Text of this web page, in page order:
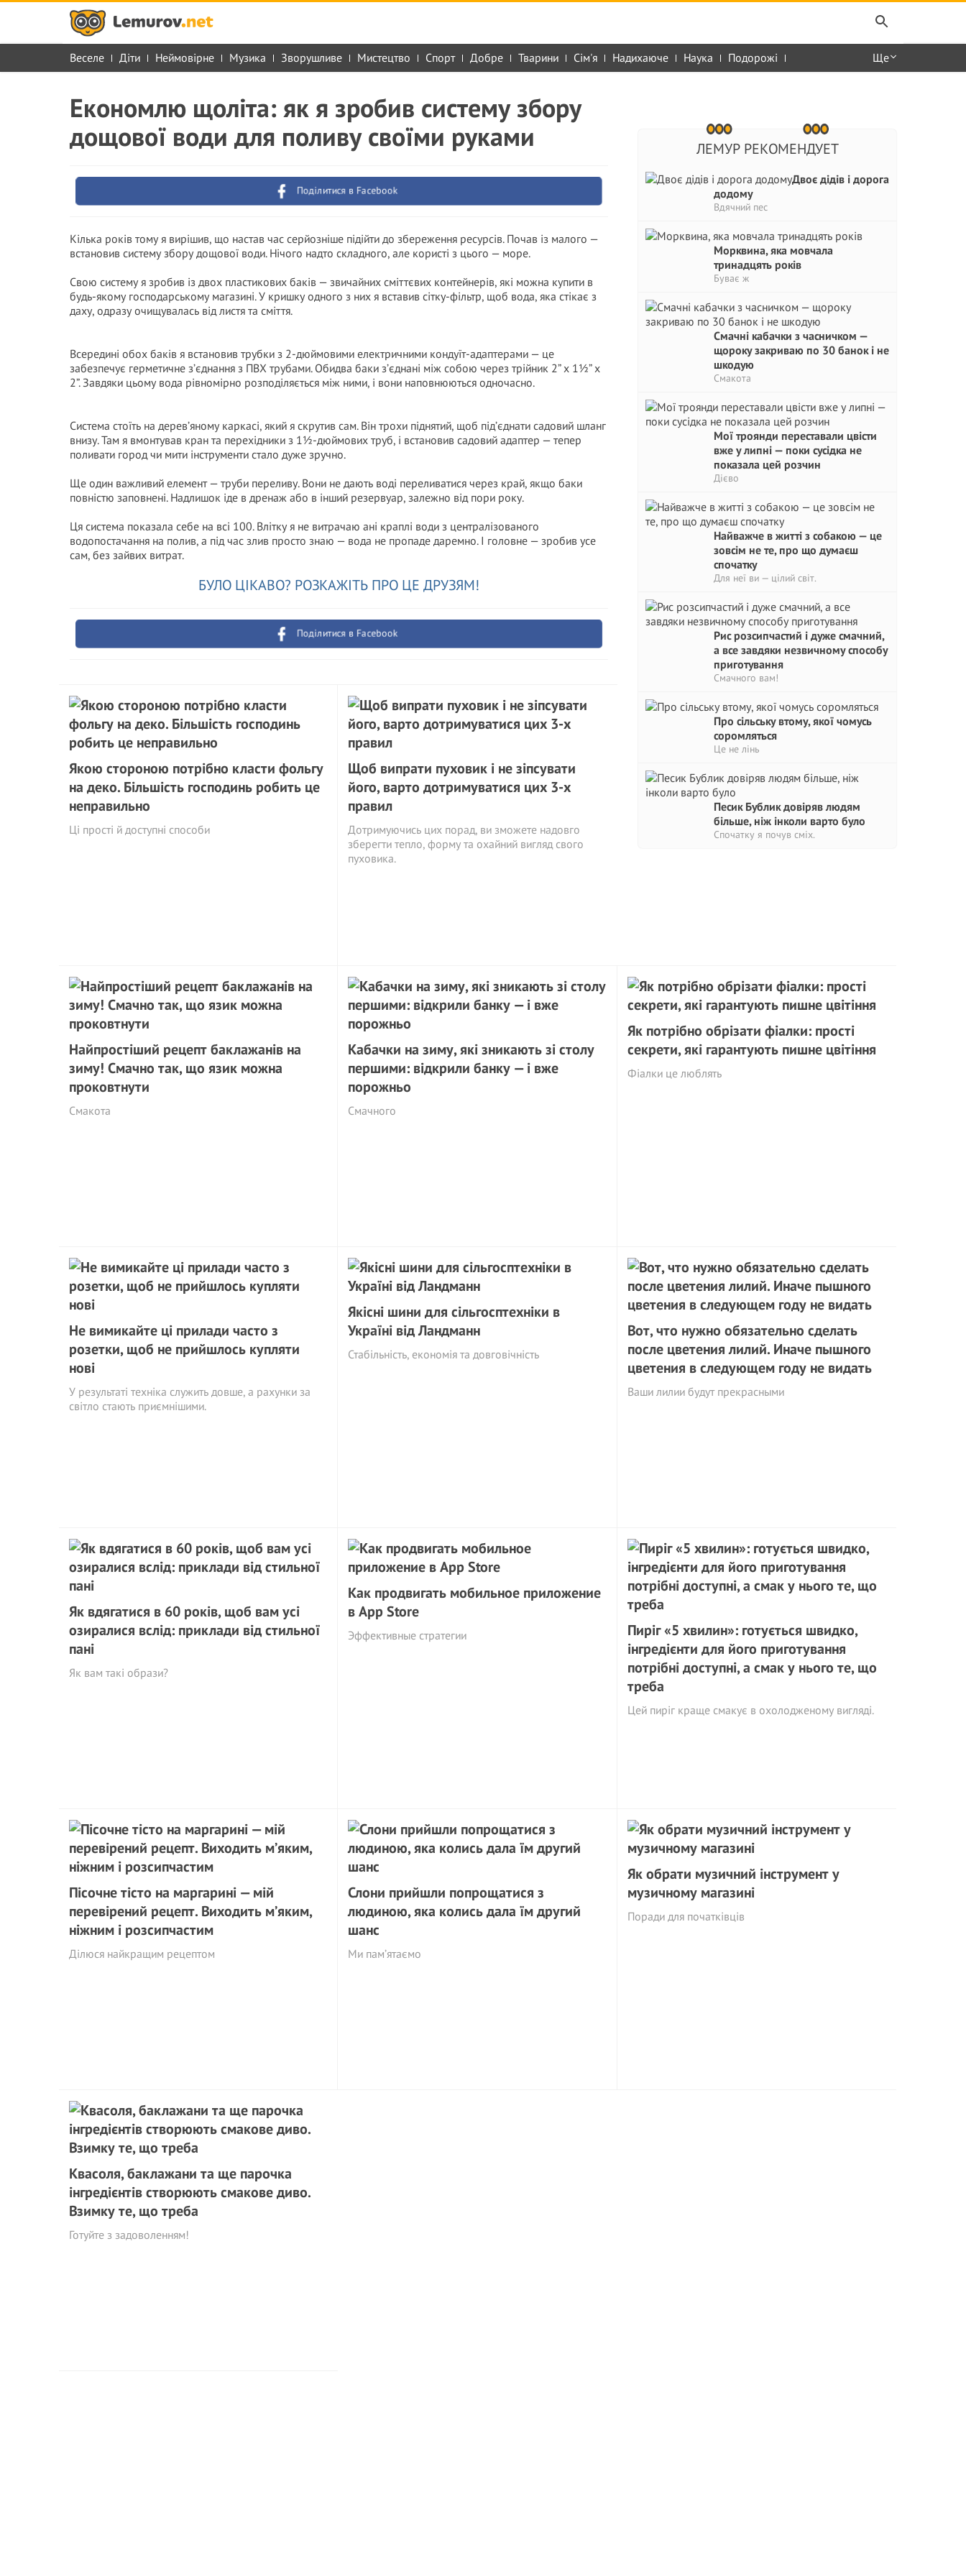
Веселе Діти Неймовірне Музика Зворушливе Мистецтво Спорт Добре Тварини Сім'я Надихаюче Наука Подорожі Ще
ЛЕМУР РЕКОМЕНДУЕТ
Двоє дідів і дорога
додому
Вдячний пес
Морквина, яка мовчала
тринадцять років
Буває ж
Смачні кабачки з часничком —
щороку закриваю по 30 банок і не
шкодую
Смакота
Мої троянди переставали цвісти
вже у липні — поки сусідка не
показала цей розчин
Дієво
Найважче в житті з собакою — це
зовсім не те, про що думаєш
спочатку
Для неї ви — цілий світ.
Рис розсипчастий і дуже смачний,
а все завдяки незвичному способу
приготування
Смачного вам!
Про сільську втому, якої чомусь
соромляться
Це не лінь
Песик Бублик довіряв людям
більше, ніж інколи варто було
Спочатку я почув сміх.
Економлю щоліта: як я зробив систему збору
дощової води для поливу своїми руками
Поділитися в Facebook
Кілька років тому я вирішив, що настав час серйозніше підійти до збереження ресурсів. Почав із малого —
встановив систему збору дощової води. Нічого надто складного, але користі з цього — море.
Свою систему я зробив із двох пластикових баків — звичайних сміттєвих контейнерів, які можна купити в
будь-якому господарському магазині. У кришку одного з них я вставив сітку-фільтр, щоб вода, яка стікає з
даху, одразу очищувалась від листя та сміття.
Всередині обох баків я встановив трубки з 2-дюймовими електричними кондуїт-адаптерами — це
забезпечує герметичне з’єднання з ПВХ трубами. Обидва баки з’єднані між собою через трійник 2” x 1½” x
2”. Завдяки цьому вода рівномірно розподіляється між ними, і вони наповнюються одночасно.
Система стоїть на дерев’яному каркасі, який я скрутив сам. Він трохи піднятий, щоб під’єднати садовий шланг
внизу. Там я вмонтував кран та перехідники з 1½-дюймових труб, і встановив садовий адаптер — тепер
поливати город чи мити інструменти стало дуже зручно.
Ще один важливий елемент — труби переливу. Вони не дають воді переливатися через край, якщо баки
повністю заповнені. Надлишок іде в дренаж або в інший резервуар, залежно від пори року.
Ця система показала себе на всі 100. Влітку я не витрачаю ані краплі води з централізованого
водопостачання на полив, а під час злив просто знаю — вода не пропаде даремно. І головне — зробив усе
сам, без зайвих витрат.
БУЛО ЦІКАВО? РОЗКАЖІТЬ ПРО ЦЕ ДРУЗЯМ!
Поділитися в Facebook
Якою стороною потрібно класти фольгу
на деко. Більшість господинь робить це
неправильно
Ці прості й доступні способи
Щоб випрати пуховик і не зіпсувати
його, варто дотримуватися цих 3-х
правил
Дотримуючись цих порад, ви зможете надовго
зберегти тепло, форму та охайний вигляд свого
пуховика.
Найпростіший рецепт баклажанів на
зиму! Смачно так, що язик можна
проковтнути
Смакота
Кабачки на зиму, які зникають зі столу
першими: відкрили банку — і вже
порожньо
Смачного
Як потрібно обрізати фіалки: прості
секрети, які гарантують пишне цвітіння
Фіалки це люблять
Не вимикайте ці прилади часто з
розетки, щоб не прийшлось купляти
нові
У результаті техніка служить довше, а рахунки за
світло стають приємнішими.
Якісні шини для сільгосптехніки в
Україні від Ландманн
Стабільність, економія та довговічність
Вот, что нужно обязательно сделать
после цветения лилий. Иначе пышного
цветения в следующем году не видать
Ваши лилии будут прекрасными
Як вдягатися в 60 років, щоб вам усі
озиралися вслід: приклади від стильної
пані
Як вам такі образи?
Как продвигать мобильное приложение
в App Store
Эффективные стратегии
Пиріг «5 хвилин»: готується швидко,
інгредієнти для його приготування
потрібні доступні, а смак у нього те, що
треба
Цей пиріг краще смакує в охолодженому вигляді.
Пісочне тісто на маргарині — мій
перевірений рецепт. Виходить м’яким,
ніжним і розсипчастим
Ділюся найкращим рецептом
Слони прийшли попрощатися з
людиною, яка колись дала їм другий
шанс
Ми пам’ятаємо
Як обрати музичний інструмент у
музичному магазині
Поради для початківців
Квасоля, баклажани та ще парочка
інгредієнтів створюють смакове диво.
Взимку те, що треба
Готуйте з задоволенням!